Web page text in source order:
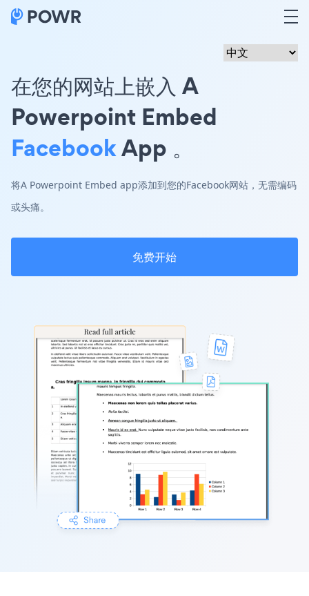
在您的网站上嵌入 A
Powerpoint Embed
FacebookApp 。
将A Powerpoint Embed app添加到您的Facebook网站，无需编码
或头痛。
免费开始